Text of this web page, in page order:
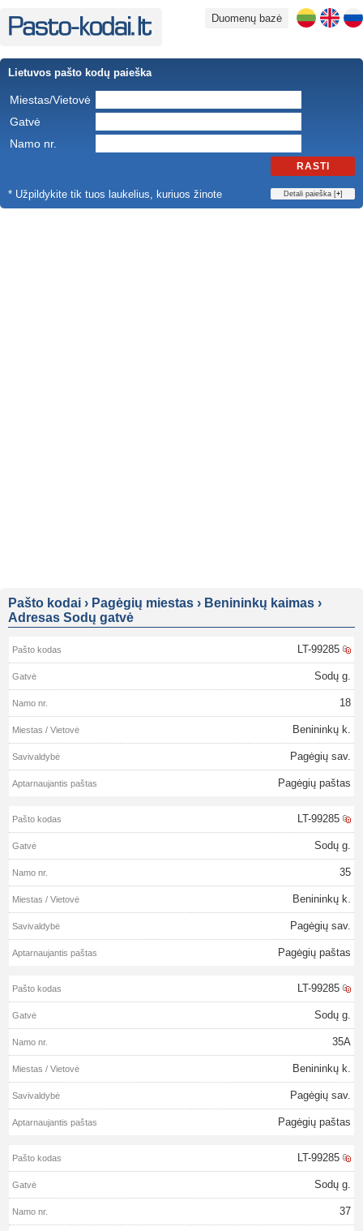
Duomenų bazė
Lietuvos pašto kodų paieška
Miestas/Vietovė
Gatvė
Namo nr.
RASTI
* Užpildykite tik tuos laukelius, kuriuos žinote Detali paieška [+]
Pašto kodai › Pagėgių miestas › Benininkų kaimas ›
Adresas Sodų gatvė
LT-99285
Sodų g.
18
Benininkų k.
Pagėgių sav.
Pagėgių paštas
LT-99285
Sodų g.
35
Benininkų k.
Pagėgių sav.
Pagėgių paštas
LT-99285
Sodų g.
35A
Benininkų k.
Pagėgių sav.
Pagėgių paštas
LT-99285
Sodų g.
37